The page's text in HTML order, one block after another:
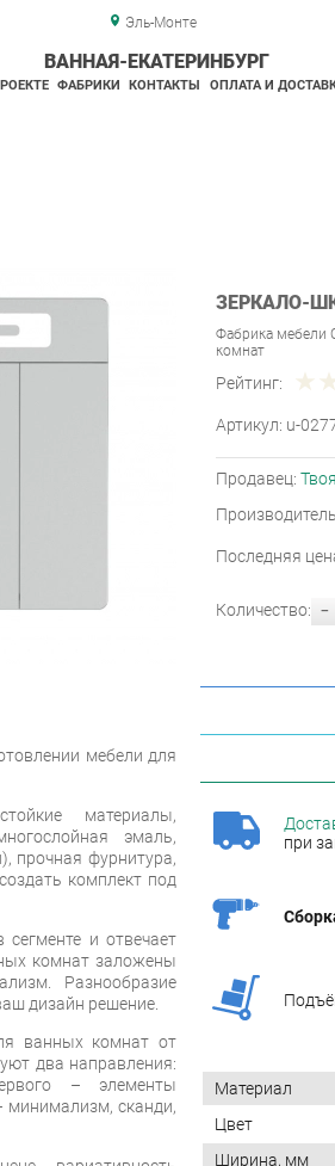
Эль-Монте
ВАННАЯ-ЕКАТЕРИНБУРГ
ФАБРИКИ КОНТАКТЫ ОПЛАТА И
ЗЕРКАЛО-
Фабрика мебели
комнат
Рейтинг:
Артикул: u-
Продавец:
Последняя
-
Количество:
при
мебели для
материалы,
эмаль,
прочная фурнитура,
комплект под
и отвечает
комнат заложены
Разнообразие
дизайн решение.
ванных комнат от
два направления:
– элементы
минимализм, сканди,
Материал
Цвет
Ширина, мм